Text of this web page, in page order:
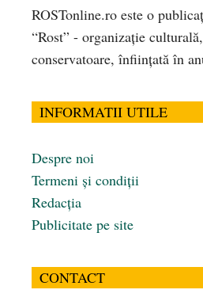
ROSTonline.ro este o
“Rost” - organizaţie
conservatoare, înfiinţată în
INFORMATII UTILE
Despre noi
Termeni și condiții
Redacția
Publicitate pe site
CONTACT